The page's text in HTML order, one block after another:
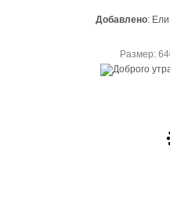
Добавлено:
Размер: